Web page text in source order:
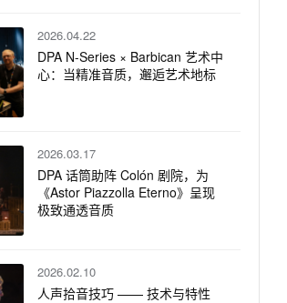
2026.04.22
DPA N-Series × Barbican 艺术中
心：当精准音质，邂逅艺术地标
2026.03.17
DPA 话筒助阵 Colón 剧院，为
《Astor Piazzolla Eterno》呈现
极致通透音质
2026.02.10
人声拾音技巧 —— 技术与特性